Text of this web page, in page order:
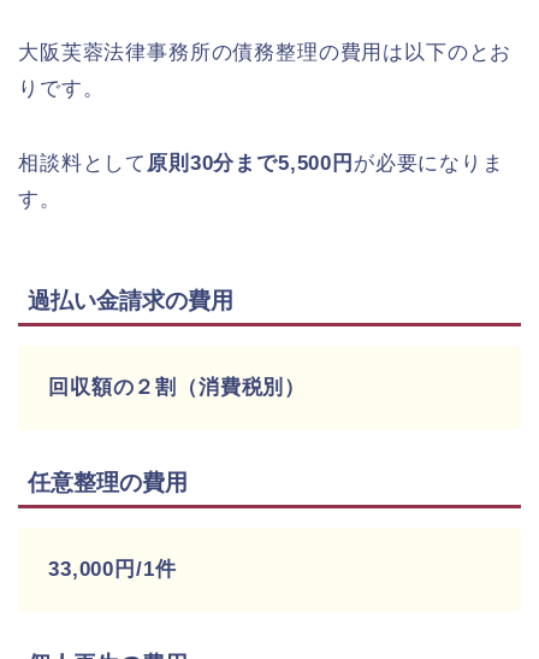
大阪芙蓉法律事務所の債務整理の費用は以下のとお
りです。
相談料として 原則30分まで5,500円 が必要になりま
す。
過払い金請求の費用
回収額の２割（消費税別）
任意整理の費用
33,000円/1件